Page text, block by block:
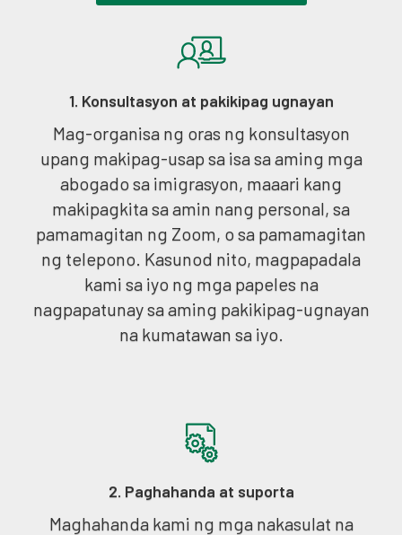
1. Konsultasyon at pakikipag ugnayan
Mag-organisa ng oras ng konsultasyon
upang makipag-usap sa isa sa aming mga
abogado sa imigrasyon, maaari kang
makipagkita sa amin nang personal, sa
pamamagitan ng Zoom, o sa pamamagitan
ng telepono. Kasunod nito, magpapadala
kami sa iyo ng mga papeles na
nagpapatunay sa aming pakikipag-ugnayan
na kumatawan sa iyo.
2. Paghahanda at suporta
Maghahanda kami ng mga nakasulat na